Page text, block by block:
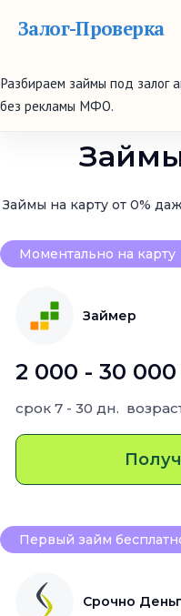
Залог-Проверка
Разбираем займы под залог
без рекламы МФО.
Займы на карту от 0%
Моментально на карту
Займер
2 000 - 30
срок 7 - 30 дн.
Первый займ
Срочно